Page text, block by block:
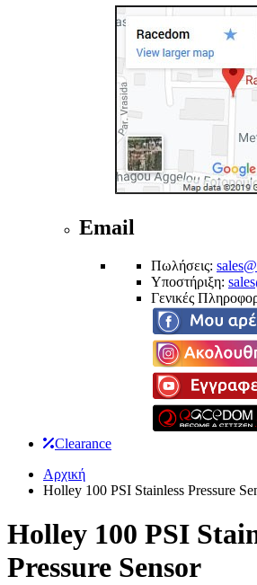
Email
Πωλήσεις:
Υποστήριξη:
Γενικές
Clearance
Αρχική
Holley 100 PSI Stainless Pressure
Holley 100 PSI
Pressure Sensor